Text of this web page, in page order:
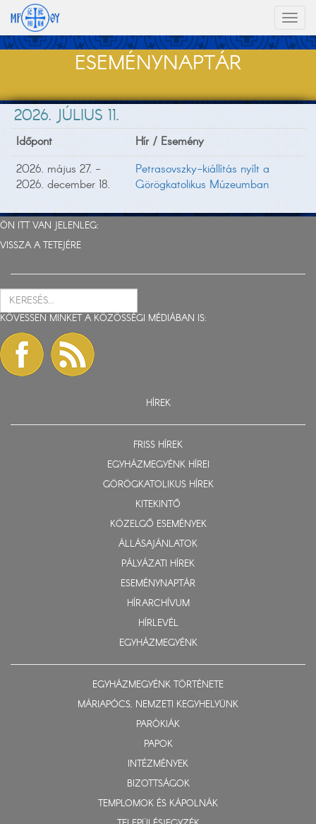
ESEMÉNYNAPTÁR
2026. JÚLIUS 11.
Időpont
Hír / Esemény
2026. május 27. -
2026. december 18.
Petrasovszky-kiállítás nyílt a
Görögkatolikus Múzeumban
ÖN ITT VAN JELENLEG:
VISSZA A TETEJÉRE
KÖVESSEN MINKET A KÖZÖSSÉGI MÉDIÁBAN IS:
HÍREK
FRISS HÍREK
EGYHÁZMEGYÉNK HÍREI
GÖRÖGKATOLIKUS HÍREK
KITEKINTŐ
KÖZELGŐ ESEMÉNYEK
ÁLLÁSAJÁNLATOK
PÁLYÁZATI HÍREK
ESEMÉNYNAPTÁR
HÍRARCHÍVUM
HÍRLEVÉL
EGYHÁZMEGYÉNK
EGYHÁZMEGYÉNK TÖRTÉNETE
MÁRIAPÓCS, NEMZETI KEGYHELYÜNK
PARÓKIÁK
PAPOK
INTÉZMÉNYEK
BIZOTTSÁGOK
TEMPLOMOK ÉS KÁPOLNÁK